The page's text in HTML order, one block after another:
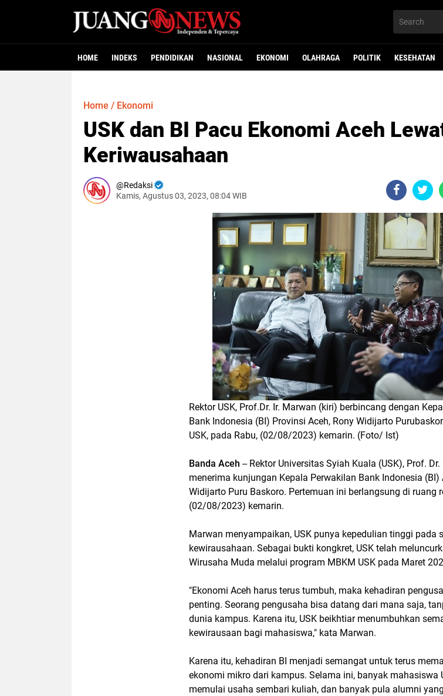
HOME INDEKS PENDIDIKAN NASIONAL EKONOMI OLAHRAGA POLITIK KESEHATAN
Home / Ekonomi
USK dan BI Pacu Ekonomi Aceh
Keriwausahaan
Redaksi
Kamis, Agustus 03, 2023, 08:04 WIB
Rektor USK, Prof.Dr. Ir. Marwan (kiri) berbincang dengan
Bank Indonesia (BI) Provinsi Aceh, Rony Widijarto
USK, pada Rabu, (02/08/2023) kemarin. (Foto/ Ist)
Banda Aceh -- Rektor Universitas Syiah Kuala (USK), Prof.
menerima kunjungan Kepala Perwakilan Bank Indonesia (BI)
Widijarto Puru Baskoro. Pertemuan ini berlangsung di ruang
(02/08/2023) kemarin.
Marwan menyampaikan, USK punya kepedulian tinggi pada
kewirausahaan. Sebagai bukti kongkret, USK telah
Wirusaha Muda melalui program MBKM USK pada Maret
"Ekonomi Aceh harus terus tumbuh, maka kehadiran
penting. Seorang pengusaha bisa datang dari mana saja,
dunia kampus. Karena itu, USK beikhtiar menumbuhkan
kewirausaan bagi mahasiswa," kata Marwan.
Karena itu, kehadiran BI menjadi semangat untuk terus
ekonomi mikro dari kampus. Selama ini, banyak mahasiswa
memulai usaha sembari kuliah, dan banyak pula alumni